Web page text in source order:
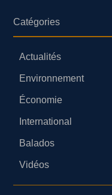
Catégories
Actualités
Environnement
Économie
International
Balados
Vidéos